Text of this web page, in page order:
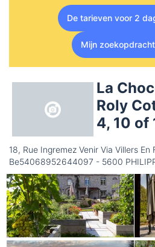
De tarieven voor 2
Mijn
La
Roly
4, 10 of
18, Rue Ingremez Venir Via Villers
Be54068952644097 - 5600